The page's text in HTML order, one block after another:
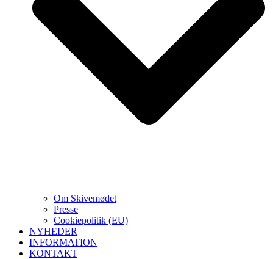
Om Skivemødet
Presse
Cookiepolitik (EU)
NYHEDER
INFORMATION
KONTAKT